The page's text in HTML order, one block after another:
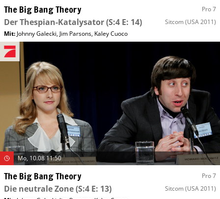
The Big Bang Theory Pro 7
Der Thespian-Katalysator(S:4 E: 14) Sitcom (USA 2011)
Mit: Johnny Galecki, Jim Parsons, Kaley Cuoco
Mo, 10.08 11:50
The Big Bang Theory Pro 7
Die neutrale Zone(S:4 E: 13) Sitcom (USA 2011)